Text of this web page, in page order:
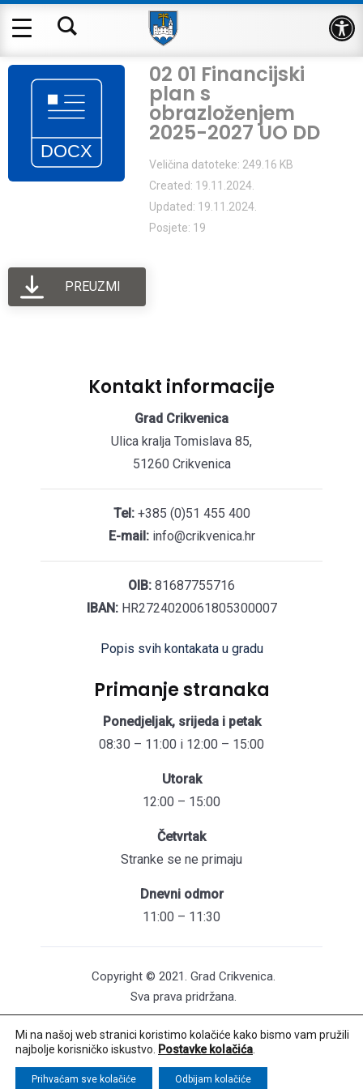
02 01 Financijski
plan s
obrazloženjem
2025-2027 UO DD
Veličina datoteke: 249.16 KB
Created: 19.11.2024.
Updated: 19.11.2024.
Posjete: 19
PREUZMI
Kontakt informacije
Grad Crikvenica
Ulica kralja Tomislava 85,
51260 Crikvenica
Tel:+385 (0)51 455 400
E-mail:info@crikvenica.hr
OIB: 81687755716
IBAN:HR2724020061805300007
Popis svih kontakata u gradu
Primanje stranaka
Ponedjeljak, srijeda i petak
08:30 – 11:00 i 12:00 – 15:00
Utorak
12:00 – 15:00
Četvrtak
Stranke se ne primaju
Dnevni odmor
11:00 – 11:30
Copyright © 2021. Grad Crikvenica.
Sva prava pridržana.
Pristupačnost mrežnih stranica
Održavanje web stranica: UNICITAS / Izrada:
Creative Media™
Mi na našoj web stranici koristimo kolačiće kako bismo vam pružili
najbolje korisničko iskustvo.
Postavke kolačića
Prihvaćam sve kolačiće Odbijam kolačiće